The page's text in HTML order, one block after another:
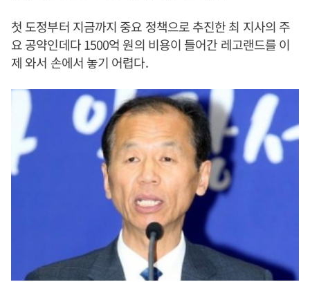
첫 도정부터 지금까지 중요 정책으로 추진한 최 지사의 주
요 공약인데다 1500억 원의 비용이 들어간 레고랜드를 이
제 와서 손에서 놓기 어렵다.